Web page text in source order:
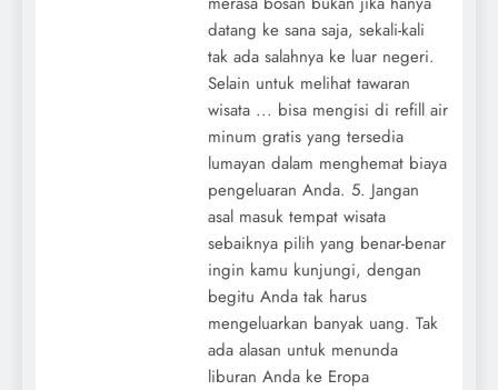
datang ke sana saja, sekali-kali
tak ada salahnya ke luar negeri.
Selain untuk melihat tawaran
wisata ... bisa mengisi di refill air
minum gratis yang tersedia
lumayan dalam menghemat biaya
pengeluaran Anda. 5. Jangan
asal masuk tempat wisata
sebaiknya pilih yang benar-benar
ingin kamu kunjungi, dengan
begitu Anda tak harus
mengeluarkan banyak uang. Tak
ada alasan untuk menunda
liburan Anda ke Eropa